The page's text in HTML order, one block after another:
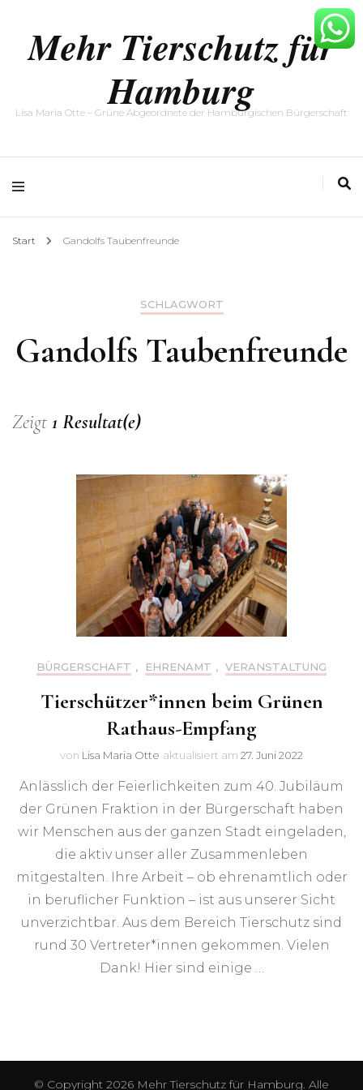
Mehr Tierschutz für
Hamburg
Lisa Maria Otte – Grüne Abgeordnete der Hamburgischen Bürgerschaft
Start Gandolfs Taubenfreunde
SCHLAGWORT
Gandolfs Taubenfreunde
Zeigt 1 Resultat(e)
BÜRGERSCHAFT , EHRENAMT , VERANSTALTUNG
Tierschützer*innen beim Grünen
Rathaus-Empfang
von Lisa Maria Otte aktualisiert am 27. Juni 2022
Anlässlich der Feierlichkeiten zum 40. Jubiläum
der Grünen Fraktion in der Bürgerschaft haben
wir Menschen aus der ganzen Stadt eingeladen,
die aktiv unser aller Zusammenleben
mitgestalten. Ihre Arbeit – ob ehrenamtlich oder
in beruflicher Funktion – ist aus unserer Sicht
unverzichtbar. Aus dem Bereich Tierschutz sind
rund 30 Vertreter*innen gekommen. Vielen
Dank! Hier sind einige …
© Copyright 2026 Mehr Tierschutz für Hamburg. Alle